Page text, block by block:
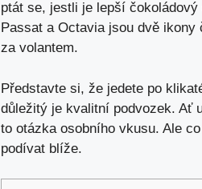
ptát se, jestli je lepší
Passat a Octavia jsou dvě
za volantem.
Představte si, že jedete po
důležitý je kvalitní podvozek. Ať
to otázka osobního vkusu. Ale
podívat blíže.